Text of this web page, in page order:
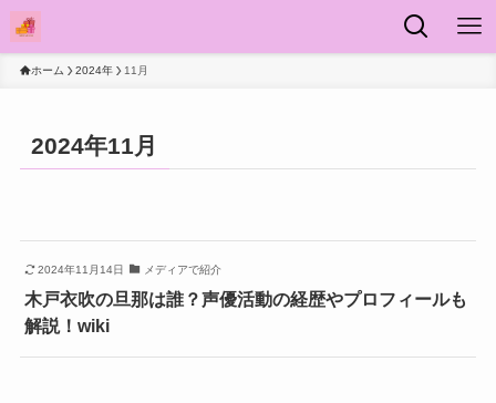
ホーム 2024年 11月
2024年11月
2024年11月14日 メディアで紹介
木戸衣吹の旦那は誰？声優活動の経歴やプロフィールも
解説！wiki